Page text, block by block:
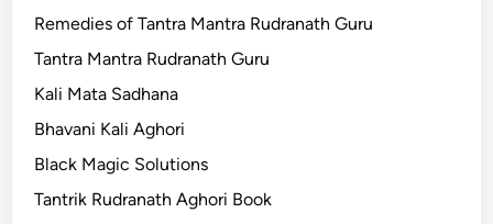
Remedies of Tantra Mantra Rudranath Guru
Tantra Mantra Rudranath Guru
Kali Mata Sadhana
Bhavani Kali Aghori
Black Magic Solutions
Tantrik Rudranath Aghori Book